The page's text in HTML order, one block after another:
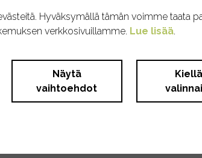
estetty (google.com)
verkkosivuilla. Upotukset
upotukset tällä
Hyväksymällä tämän voimme taata
verkkosivuillamme. Lue lisää.
Näytä
vaihtoehdot